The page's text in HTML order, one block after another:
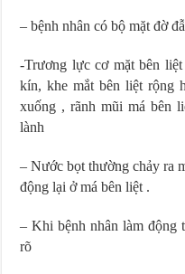
– bệnh nhân có bộ mặt đờ
-Trương lực cơ mặt bên
kín, khe mắt bên liệt rộng
xuống , rãnh mũi má bên
lành
– Nước bọt thường chảy ra
động lại ở má bên liệt .
– Khi bệnh nhân làm động
rõ